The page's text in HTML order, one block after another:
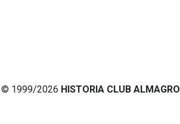
© 1999/2026 HISTORIA CLUB ALMAGRO